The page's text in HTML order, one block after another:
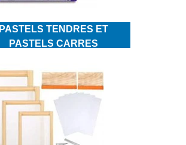
PASTELS TENDRES ET
PASTELS CARRES